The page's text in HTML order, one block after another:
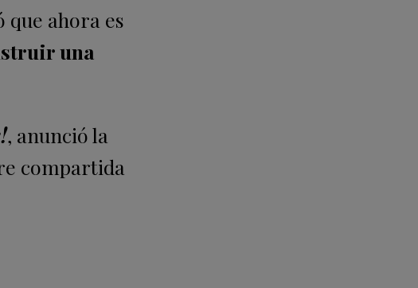
que ahora es
una
, anunció la
compartida